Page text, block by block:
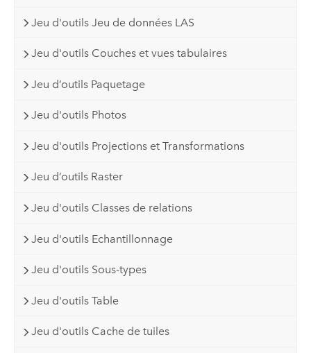
Jeu d'outils Jeu de données LAS
Jeu d'outils Couches et vues tabulaires
Jeu d’outils Paquetage
Jeu d'outils Photos
Jeu d'outils Projections et Transformations
Jeu d’outils Raster
Jeu d'outils Classes de relations
Jeu d'outils Echantillonnage
Jeu d'outils Sous-types
Jeu d'outils Table
Jeu d'outils Cache de tuiles